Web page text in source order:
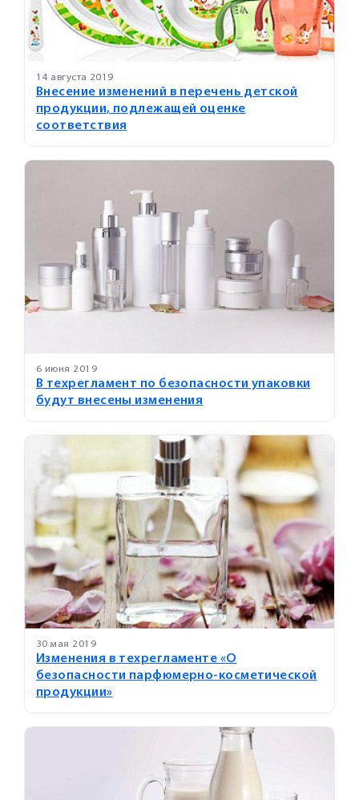
14 августа 2019
Внесение изменений в перечень детской
продукции, подлежащей оценке
соответствия
6 июня 2019
В техрегламент по безопасности упаковки
будут внесены изменения
30 мая 2019
Изменения в техрегламенте «О
безопасности парфюмерно-косметической
продукции»